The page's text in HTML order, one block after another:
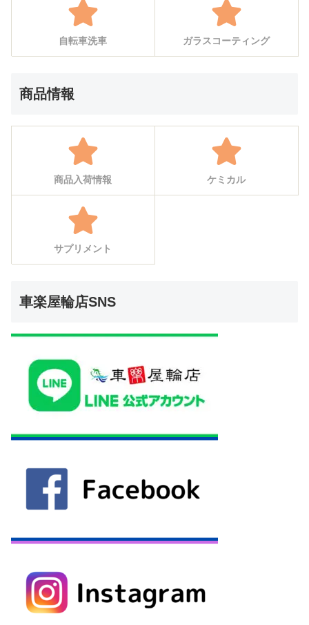
自転車洗車 ガラスコーティング
商品情報
商品入荷情報 ケミカル
サプリメント
車楽屋輪店SNS